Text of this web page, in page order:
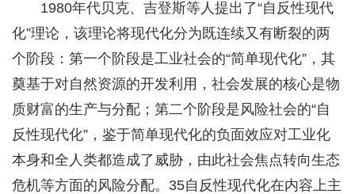
1980年代贝克、吉登斯等人提出了“自反性现代
化”理论，该理论将现代化分为既连续又有断裂的两
个阶段：第一个阶段是工业社会的“简单现代化”，其
奠基于对自然资源的开发利用，社会发展的核心是物
质财富的生产与分配；第二个阶段是风险社会的“自
反性现代化”，鉴于简单现代化的负面效应对工业化
本身和全人类都造成了威胁，由此社会焦点转向生态
危机等方面的风险分配。35自反性现代化在内容上主